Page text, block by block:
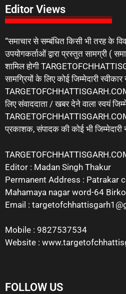
Editor Views
“समाचार से सम्बंधित किसी भी तरह के
उपयोगकर्ताओं द्वारा प्रस्तुत सामग्री (
शामिल होगी
सामग्रियों के लिए कोई जिम्मेदारी
लिए संवाददाता / खबर देने वाला स्वयं
प्रकाशक, संपादक की कोई भी जिम्मेदारी
Editor : Madan Singh Thakur
Permanent Address : Patrakar
Mahamaya nagar word-64
Email :
Mobile : 9827537534
Website :
FOLLOW US